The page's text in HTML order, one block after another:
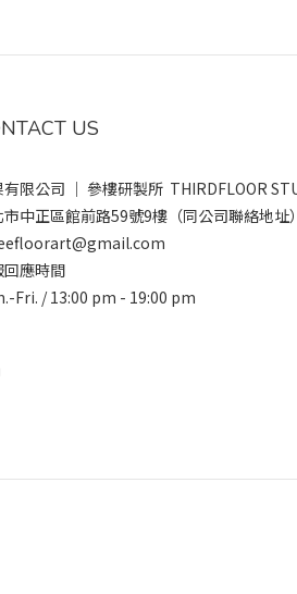
US
有限公司 ｜ 參樓研製所 THIRDFLOOR
中正區館前路59號9樓（同公司聯絡地址）
回應時間
Fri. / 13:00 pm - 19:00 pm